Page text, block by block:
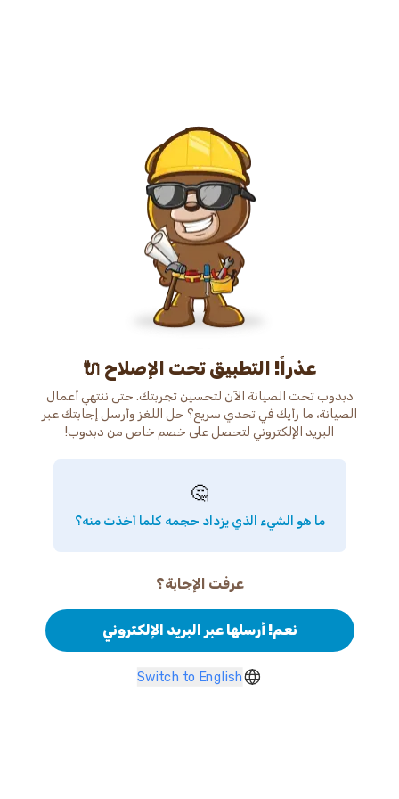
عذراً! التطبيق تحت الإصلاح 🔌
دبدوب تحت الصيانة الآن لتحسين تجربتك. حتى ننتهي أعمال
الصيانة، ما رأيك في تحدي سريع؟ حل اللغز وأرسل إجابتك عبر
البريد الإلكتروني لتحصل على خصم خاص من دبدوب!
🤔
ما هو الشيء الذي يزداد حجمه كلما أخذت منه؟
عرفت الإجابة؟
نعم! أرسلها عبر البريد الإلكتروني
Switch to English